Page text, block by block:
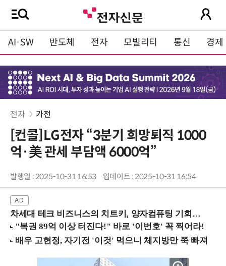
AI·SW 반도체 전자 모빌리티 통신 경제
전자 가전
[컨콜]LG전자 “3분기 희망퇴직 1000
억·美 관세 부담액 6000억”
발행일 : 2025-10-31 16:53 업데이트 : 2025-10-31 16:54
차세대 테크 비즈니스의 치트키, 양자컴퓨팅 기회를 선점하라! (8/28 강남역)